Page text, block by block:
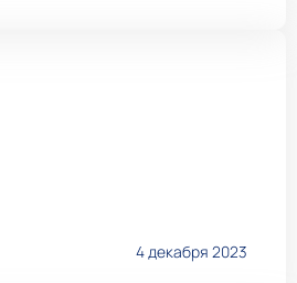
4 декабря 2023